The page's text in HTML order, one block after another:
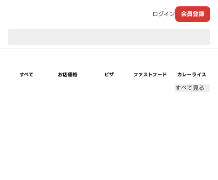
ログイン 会員登録
すべて お店価格 ピザ ファストフード カレーライス
すべて見る